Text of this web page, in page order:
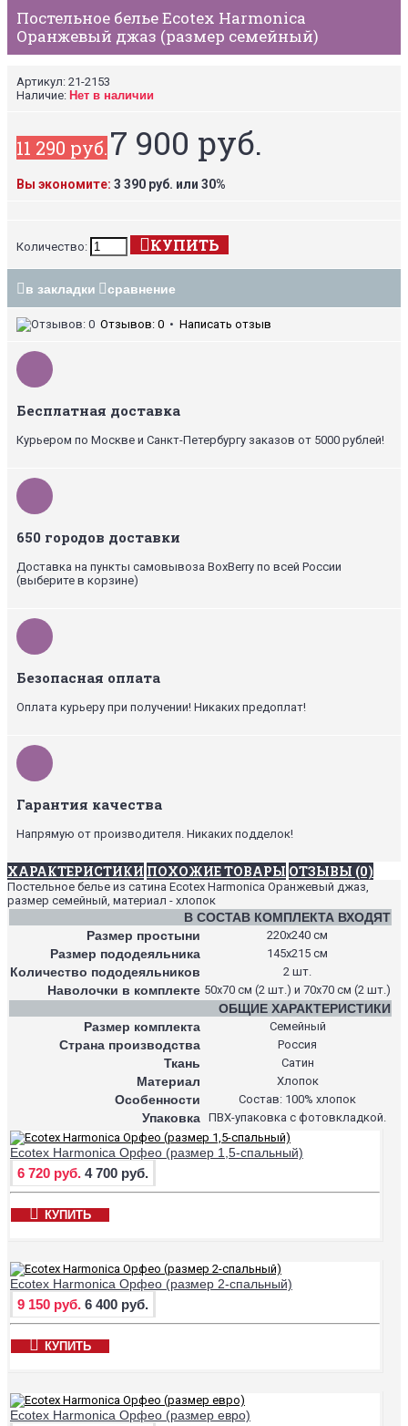
Постельное белье Ecotex Harmonica
Оранжевый джаз (размер семейный)
Артикул: 21-2153
Наличие: Нет в наличии
11 290 руб.7 900 руб.
Вы экономите: 3 390 руб. или 30%
Количество: КУПИТЬ
в закладки сравнение
Отзывов: 0 • Написать отзыв
Бесплатная доставка
Курьером по Москве и Санкт-Петербургу заказов от 5000 рублей!
650 городов доставки
Доставка на пункты самовывоза BoxBerry по всей России
(выберите в корзине)
Безопасная оплата
Оплата курьеру при получении! Никаких предоплат!
Гарантия качества
Напрямую от производителя. Никаких подделок!
ХАРАКТЕРИСТИКИ ПОХОЖИЕ ТОВАРЫ ОТЗЫВЫ (0)
Постельное белье из сатина Ecotex Harmonica Оранжевый джаз,
размер семейный, материал - хлопок
В СОСТАВ КОМПЛЕКТА ВХОДЯТ
Размер простыни
220х240 см
Размер пододеяльника 145х215 см
Количество пододеяльников 2 шт.
Наволочки в комплекте 50х70 см (2 шт.) и 70х70 см (2 шт.)
ОБЩИЕ ХАРАКТЕРИСТИКИ
Размер комплекта
Семейный
Страна производства Россия
Ткань Сатин
Материал Хлопок
Особенности Состав: 100% хлопок
Упаковка ПВХ-упаковка с фотовкладкой.
Ecotex Harmonica Орфео (размер 1,5-спальный)
6 720 руб. 4 700 руб.
КУПИТЬ
Ecotex Harmonica Орфео (размер 2-спальный)
9 150 руб. 6 400 руб.
КУПИТЬ
Ecotex Harmonica Орфео (размер евро)